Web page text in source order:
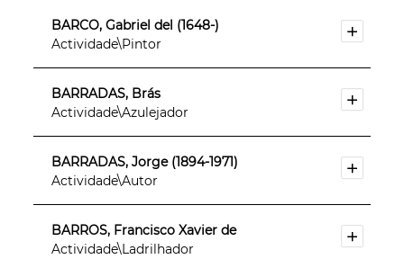
BARCO, Gabriel del (1648-)
Actividade\Pintor
BARRADAS, Brás
Actividade\Azulejador
BARRADAS, Jorge (1894-1971)
Actividade\Autor
BARROS, Francisco Xavier de
Actividade\Ladrilhador